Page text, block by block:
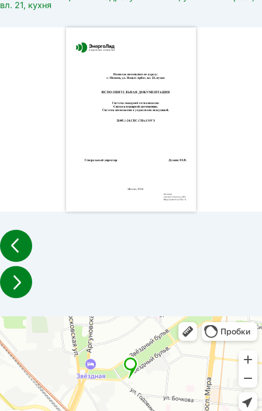
вл. 21, кухня